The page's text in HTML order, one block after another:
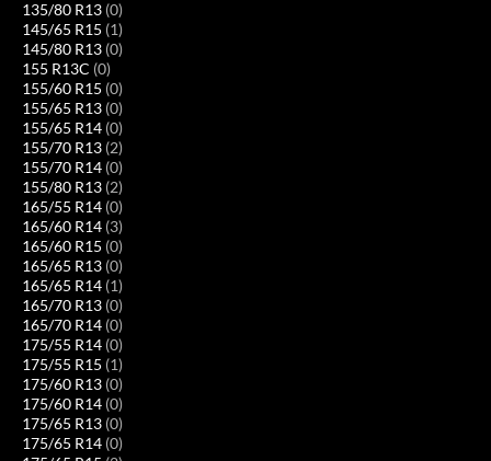
135/80 R13 (0)
145/65 R15 (1)
145/80 R13 (0)
155 R13C (0)
155/60 R15 (0)
155/65 R13 (0)
155/65 R14 (0)
155/70 R13 (2)
155/70 R14 (0)
155/80 R13 (2)
165/55 R14 (0)
165/60 R14 (3)
165/60 R15 (0)
165/65 R13 (0)
165/65 R14 (1)
165/70 R13 (0)
165/70 R14 (0)
175/55 R14 (0)
175/55 R15 (1)
175/60 R13 (0)
175/60 R14 (0)
175/65 R13 (0)
175/65 R14 (0)